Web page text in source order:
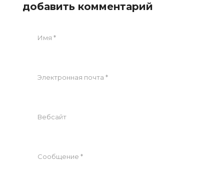
добавить комментарий